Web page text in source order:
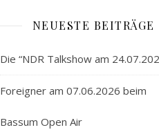
NEUESTE BEITRÄGE
Die “NDR Talkshow am
Foreigner am 07.06.2026 beim
Bassum Open Air